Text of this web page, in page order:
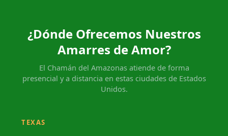
¿Dónde Ofrecemos Nuestros
Amarres de Amor?
El Chamán del Amazonas atiende de forma
presencial y a distancia en estas ciudades de Estados
Unidos.
TEXAS